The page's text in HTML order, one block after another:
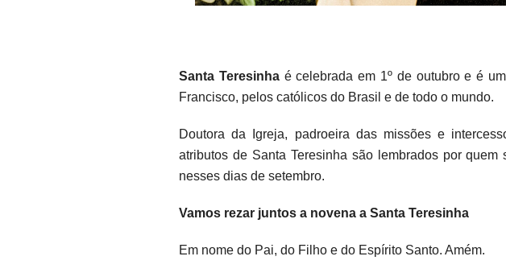
Santa Teresinhaé celebrada em 1º de outubro e é
Francisco, pelos católicos do Brasil e de todo o mundo.
Doutora da Igreja, padroeira das missões e
atributos de Santa Teresinha são lembrados por
nesses dias de setembro.
Vamos rezar juntos a novena a Santa Teresinha
Em nome do Pai, do Filho e do Espírito Santo. Amém.